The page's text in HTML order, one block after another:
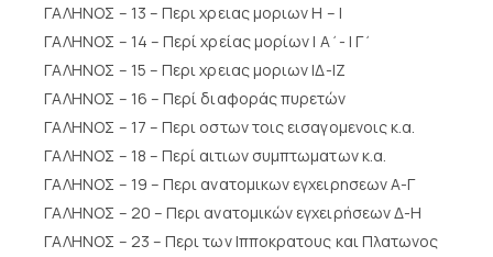
ΓΑΛΗΝΟΣ – 13 – Περι χρειας μοριων Η – Ι
ΓΑΛΗΝΟΣ – 14 – Περί χρείας μορίων Ι Α΄- Ι Γ΄
ΓΑΛΗΝΟΣ – 15 – Περι χρειας μοριων ΙΔ-ΙΖ
ΓΑΛΗΝΟΣ – 16 – Περί διαφοράς πυρετών
ΓΑΛΗΝΟΣ – 17 – Περι οστων τοις εισαγομενοις κ.α.
ΓΑΛΗΝΟΣ – 18 – Περί αιτιων συμπτωματων κ.α.
ΓΑΛΗΝΟΣ – 19 – Περι ανατομικων εγχειρησεων Α-Γ
ΓΑΛΗΝΟΣ – 20 – Περι ανατομικών εγχειρήσεων Δ-Η
ΓΑΛΗΝΟΣ – 23 – Περι των Ιπποκρατους και Πλατωνος